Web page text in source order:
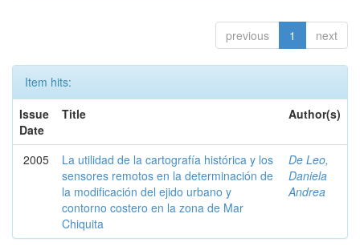
previous 1 next
Item hits:
Issue
Date
Title Author(s)
2005
La utilidad de la cartografía histórica y los
sensores remotos en la determinación de
la modificación del ejido urbano y
contorno costero en la zona de Mar
Chiquita
De Leo,
Daniela
Andrea